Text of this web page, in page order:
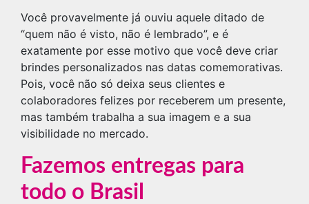
Você provavelmente já ouviu aquele ditado de
“quem não é visto, não é lembrado”, e é
exatamente por esse motivo que você deve criar
brindes personalizados nas datas comemorativas.
Pois, você não só deixa seus clientes e
colaboradores felizes por receberem um presente,
mas também trabalha a sua imagem e a sua
visibilidade no mercado.
Fazemos entregas para
todo o Brasil